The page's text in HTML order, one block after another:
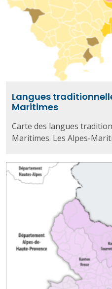
Langues
Maritimes
Carte des langues
Maritimes. Les Alpes-